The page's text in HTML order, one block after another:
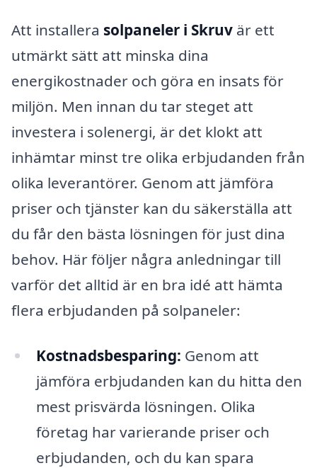
Att installera solpaneler i Skruv är ett
utmärkt sätt att minska dina
energikostnader och göra en insats för
miljön. Men innan du tar steget att
investera i solenergi, är det klokt att
inhämtar minst tre olika erbjudanden från
olika leverantörer. Genom att jämföra
priser och tjänster kan du säkerställa att
du får den bästa lösningen för just dina
behov. Här följer några anledningar till
varför det alltid är en bra idé att hämta
flera erbjudanden på solpaneler:
Kostnadsbesparing: Genom att
jämföra erbjudanden kan du hitta den
mest prisvärda lösningen. Olika
företag har varierande priser och
erbjudanden, och du kan spara